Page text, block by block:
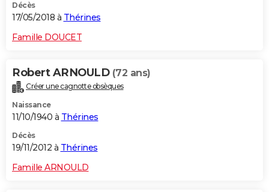
Décès
17/05/2018 à Thérines
Famille DOUCET
Robert ARNOULD (72 ans)
Créer une cagnotte obsèques
Naissance
11/10/1940 à Thérines
Décès
19/11/2012 à Thérines
Famille ARNOULD